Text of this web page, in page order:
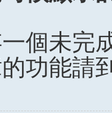
個未完
功能請